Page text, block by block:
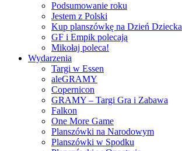
Podsumowanie roku
Jestem z Polski
Kup planszówkę na Dzień Dziecka
GF i Empik polecają
Mikołaj poleca!
Wydarzenia
Targi w Essen
aleGRAMY
Copernicon
GRAMY – Targi Gra i Zabawa
Falkon
One More Game
Planszówki na Narodowym
Planszówki w Spodku